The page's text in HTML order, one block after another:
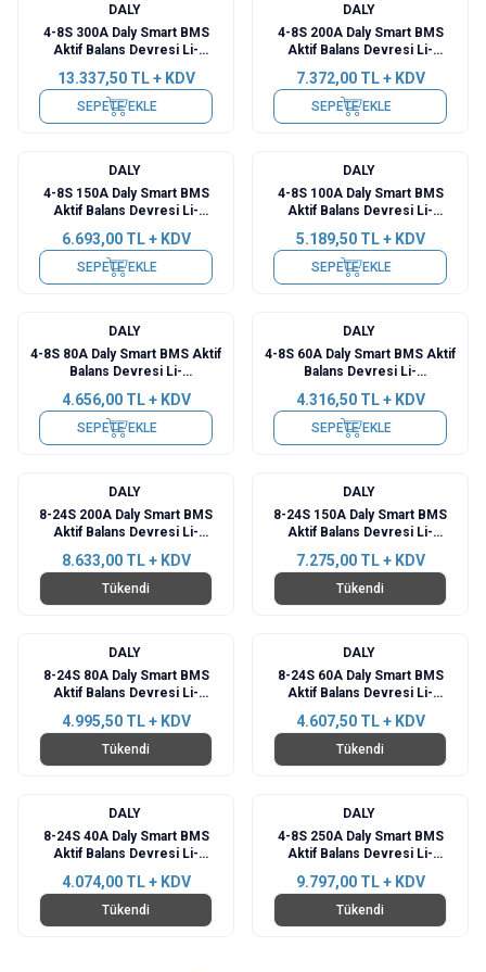
DALY
4-8S 300A Daly Smart BMS
Aktif Balans Devresi Li-
BT+RS485+CAN
13.337,50TL + KDV
SEPETE EKLE
DALY
4-8S 200A Daly Smart BMS
Aktif Balans Devresi Li-
BT+RS485+CAN
7.372,00TL + KDV
SEPETE EKLE
DALY
4-8S 150A Daly Smart BMS
Aktif Balans Devresi Li-
BT+RS485+CAN
6.693,00TL + KDV
SEPETE EKLE
DALY
4-8S 100A Daly Smart BMS
Aktif Balans Devresi Li-
BT+RS485+CAN
5.189,50TL + KDV
SEPETE EKLE
DALY
4-8S 80A Daly Smart BMS Aktif
Balans Devresi Li-
BT+RS485+CAN
4.656,00TL + KDV
SEPETE EKLE
DALY
4-8S 60A Daly Smart BMS Aktif
Balans Devresi Li-
BT+RS485+CAN
4.316,50TL + KDV
SEPETE EKLE
DALY
8-24S 200A Daly Smart BMS
Aktif Balans Devresi Li-
BT+RS485+CAN
8.633,00TL + KDV
Tükendi
DALY
8-24S 150A Daly Smart BMS
Aktif Balans Devresi Li-
BT+RS485+CAN
7.275,00TL + KDV
Tükendi
DALY
8-24S 80A Daly Smart BMS
Aktif Balans Devresi Li-
BT+RS485+CAN
4.995,50TL + KDV
Tükendi
DALY
8-24S 60A Daly Smart BMS
Aktif Balans Devresi Li-
BT+RS485+CAN
4.607,50TL + KDV
Tükendi
DALY
8-24S 40A Daly Smart BMS
Aktif Balans Devresi Li-
BT+RS485+CAN
4.074,00TL + KDV
Tükendi
DALY
4-8S 250A Daly Smart BMS
Aktif Balans Devresi Li-
BT+RS485+CAN
9.797,00TL + KDV
Tükendi